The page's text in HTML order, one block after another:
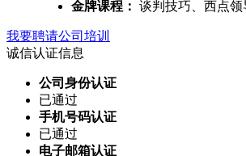
金牌课程： 谈判技巧、西点领
我要聘请公司培训
诚信认证信息
公司身份认证
已通过
手机号码认证
已通过
电子邮箱认证